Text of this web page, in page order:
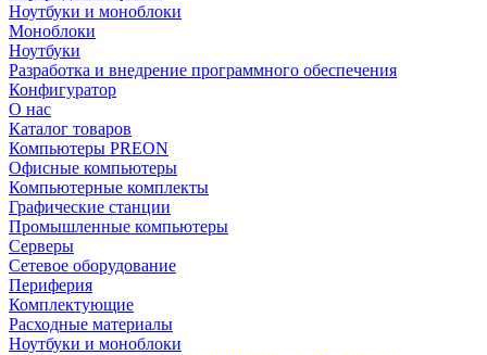
Ноутбуки и моноблоки
Моноблоки
Ноутбуки
Разработка и внедрение программного обеспечения
Конфигуратор
О нас
Каталог товаров
Компьютеры PREON
Офисные компьютеры
Компьютерные комплекты
Графические станции
Промышленные компьютеры
Серверы
Сетевое оборудование
Периферия
Комплектующие
Расходные материалы
Ноутбуки и моноблоки